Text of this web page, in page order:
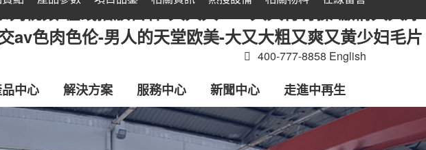
色肉色伦-男人的天堂欧美-大又大粗又爽又黄少妇毛片
400-777-8858 English
中心 解決方案 服務中心 新聞中心 走進中再生